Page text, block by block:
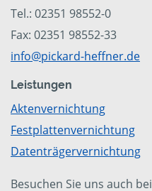
Tel.: 02351 98552-0
Fax: 02351 98552-33
info@pickard-heffner.de
Leistungen
Aktenvernichtung
Festplattenvernichtung
Datenträgervernichtung
Besuchen Sie uns auch bei